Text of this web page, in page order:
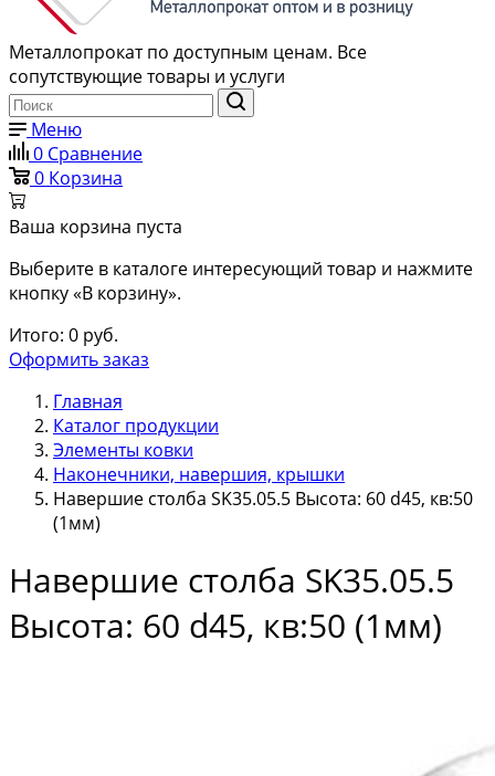
Металлопрокат по доступным ценам. Все
сопутствующие товары и услуги
Меню
0 Сравнение
0 Корзина
Ваша корзина пуста
Выберите в каталоге интересующий товар и нажмите
кнопку «В корзину».
Итого: 0 руб.
Оформить заказ
Главная
Каталог продукции
Элементы ковки
Наконечники, навершия, крышки
Навершие столба SK35.05.5 Высота: 60 d45, кв:50
(1мм)
Навершие столба SK35.05.5
Высота: 60 d45, кв:50 (1мм)